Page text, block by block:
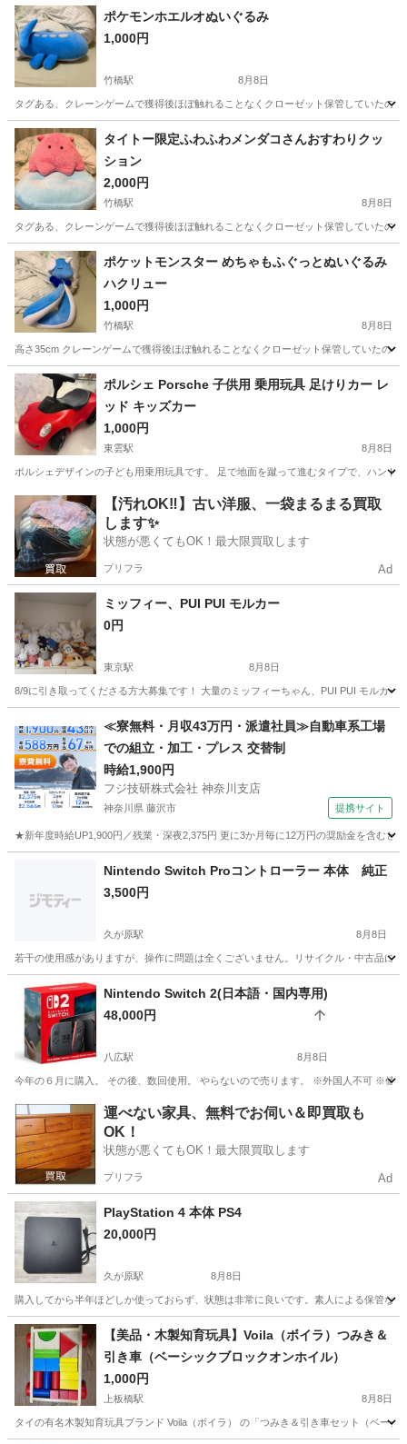
ポケモンホエルオぬいぐるみ
1,000円
竹橋駅 8月8日
タグある、クレーンゲームで獲得後ほぼ触れることなくクローゼット保管していたの
東京 千代田区 竹橋駅 おもちゃ クレーンゲーム
タイトー限定ふわふわメンダコさんおすわりクッ
ション
2,000円
竹橋駅 8月8日
タグある、クレーンゲームで獲得後ほぼ触れることなくクローゼット保管していたの
東京 千代田区 竹橋駅 おもちゃ メンダコ
ポケットモンスター めちゃもふぐっとぬいぐるみ
ハクリュー
1,000円
竹橋駅 8月8日
高さ35cm クレーンゲームで獲得後ほぼ触れることなくクローゼット保管していたので
東京 千代田区 おもちゃ ポケットモンスター
ポルシェ Porsche 子供用 乗用玩具 足けりカー レ
ッド キッズカー
1,000円
東雲駅 8月8日
ポルシェデザインの子ども用乗用玩具です。 足で地面を蹴って進むタイプで、ハン
東京 江東区 東雲駅 ミニカー
【汚れOK‼️】古い洋服、一袋まるまる買取
します✨
状態が悪くてもOK！最大限買取します
プリフラ Ad
ミッフィー、PUI PUI モルカー
0円
東京駅 8月8日
8/9に引き取ってくださる方大募集です！ 大量のミッフィーちゃん、PUI PUI モルカ
東京駅 おもちゃ ミッフィー
≪寮無料・月収43万円・派遣社員≫自動車系工場
での組立・加工・プレス 交替制
時給1,900円
フジ技研株式会社 神奈川支店
神奈川県 藤沢市 提携サイト
★新年度時給UP1,900円／残業・深夜2,375円 更に3か月毎に12万円の奨励金を含む
Nintendo Switch Proコントローラー 本体 純正
3,500円
久が原駅 8月8日
若干の使用感がありますが、操作に問題は全くございません。リサイクル・中古品に
東京 大田区 テレビゲーム Proコントローラー
Nintendo Switch 2(日本語・国内専用)
48,000円
八広駅 8月8日
今年の６月に購入。 その後、数回使用。 やらないので売ります。 ※外国人不可 ※値下
東京 墨田区 八広駅 テレビゲーム
運べない家具、無料でお伺い＆即買取も
OK！
状態が悪くてもOK！最大限買取します
プリフラ Ad
PlayStation 4 本体 PS4
20,000円
久が原駅 8月8日
購入してから半年ほどしか使っておらず、状態は非常に良いです。素人による保管な
東京 大田区 久が原駅 テレビゲーム
【美品・木製知育玩具】Voila（ボイラ）つみき＆
引き車（ベーシックブロックオンホイル）
1,000円
上板橋駅 8月8日
タイの有名木製知育玩具ブランド Voila（ボイラ） の「つみき＆引き車セット（ベー